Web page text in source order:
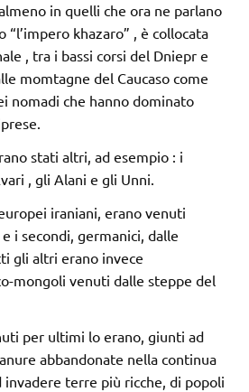
in quelli che ora ne parlano
“l’impero khazaro” , è collocata
, tra i bassi corsi del Dniepr e
momtagne del Caucaso come
nomadi che hanno dominato
stati altri, ad esempio : i
, gli Alani e gli Unni.
iraniani, erano venuti
i secondi, germanici, dalle
gli altri erano invece
mongoli venuti dalle steppe del
per ultimi lo erano, giunti ad
abbandonate nella continua
invadere terre più ricche, di popoli